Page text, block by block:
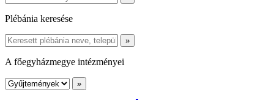
Plébánia keresése
A főegyházmegye intézményei